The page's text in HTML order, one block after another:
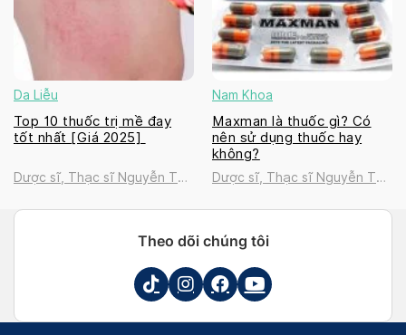
Da Liễu
Top 10 thuốc trị mề đay
tốt nhất [Giá 2025]
Dược sĩ, Thạc sĩ Nguyễn Thị
Nam Khoa
Maxman là thuốc gì? Có
nên sử dụng thuốc hay
không?
Dược sĩ, Thạc sĩ Nguyễn Thị
Theo dõi chúng tôi